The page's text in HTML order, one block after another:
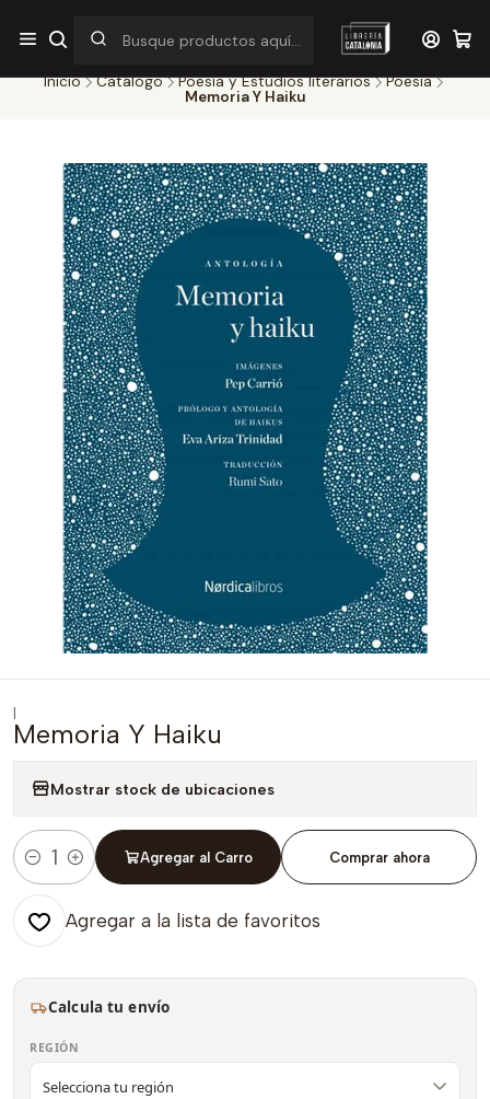
¡Por pocos días! Despacho a $1.000 en RM por compras sobre
$38.000
Inicio Catálogo Poesía y Estudios literarios
Poesia
Memoria Y Haiku
|
Memoria Y Haiku
Mostrar stock de ubicaciones
Cantidad
Agregar al Carro Comprar ahora
Agregar a la lista de favoritos
Calcula tu envío
REGIÓN